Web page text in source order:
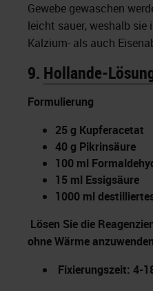
Gewebe gewaschen
leicht sauer, weshalb
Kalzium- als auch
9. Hollande-
Formulierung
25 g Kupferacetat
40 g Pikrinsäure
100 ml
15 ml Essigsäure
1000 ml
Lösen Sie die
ohne Wärme
Fixierungszeit: 4-